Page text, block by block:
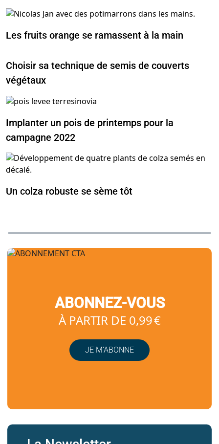
Les fruits orange se ramassent à la main
Choisir sa technique de semis de couverts
végétaux
Implanter un pois de printemps pour la
campagne 2022
Un colza robuste se sème tôt
ABONNEZ-VOUS
À PARTIR DE 0,99 €
JE M’ABONNE